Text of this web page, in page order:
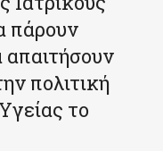
πάρουν
απαιτήσουν
πολιτική
το